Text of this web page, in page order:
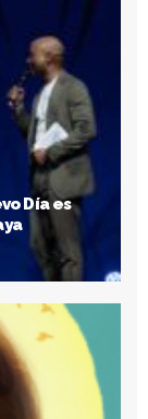
Día es